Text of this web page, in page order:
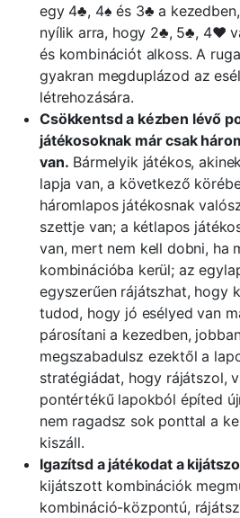
egy 4♣, 4♠ és 3♣ a
nyílik arra, hogy 2♣, 5♣, 4♥
és kombinációt alkoss. A
gyakran megduplázod az
létrehozására.
Csökkentsd a kézben lévő
játékosoknak már csak
van. Bármelyik játékos,
lapja van, a következő
háromlapos játékosnak
szettje van; a kétlapos
van, mert nem kell dobni, ha
kombinációba kerül; az
egyszerűen rájátszhat, hogy
tudod, hogy jó esélyed van
párosítani a kezedben,
megszabadulsz ezektől a
stratégiádat, hogy rájátszol,
pontértékű lapokból építed
nem ragadsz sok ponttal a
kiszáll.
Igazítsd a játékodat a
kijátszott kombinációk
kombináció-központú,